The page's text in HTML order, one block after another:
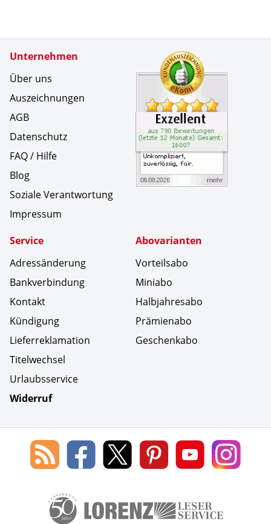
Unternehmen
Über uns
Auszeichnungen
AGB
Datenschutz
FAQ / Hilfe
Blog
Soziale Verantwortung
Impressum
Service
Adressänderung
Bankverbindung
Kontakt
Kündigung
Lieferreklamation
Titelwechsel
Urlaubsservice
Widerruf
Abovarianten
Vorteilsabo
Miniabo
Halbjahresabo
Prämienabo
Geschenkabo
Zertifikate
Social Media
Blog
des
Leserservice
Lorenz
Leserservice
Lorenz
Leserservice
Lorenz
Leserservice
Lorenz
Leserservice
Lorenz